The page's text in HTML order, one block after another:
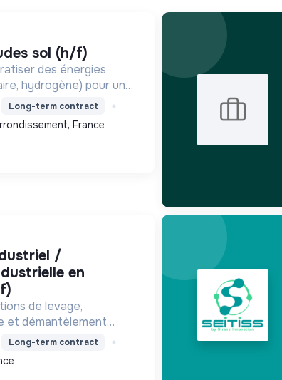
sol (h/f)
des énergies
hydrogène) pour une
durable, en innovant
Long-term contract
France
en
de levage,
et démantèlement
nationale,
des matériaux et
sites pour une
Long-term contract